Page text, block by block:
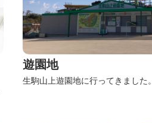
遊園地
生駒山上遊園地に行ってきました。